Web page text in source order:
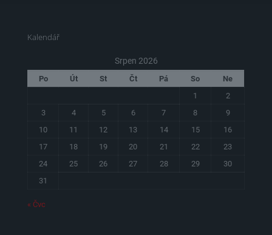
Kalendář
Srpen 2026
Po Út St Čt Pá So
Ne
1
2
3
4 5 6 7 8
9
10
11 12 13 14 15
16
17
18 19 20 21 22
23
24
25 26 27 28 29
30
31
« Čvc